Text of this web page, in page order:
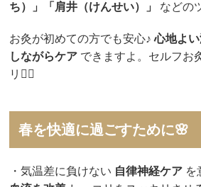
ち）」「肩井（けんせい）」
などの
お灸が初めての方でも安心♪心地よ
しながらケア できますよ。セルフお
リ🙆‍♀️
春を快適に過ごすために🌸
・気温差に負けない 自律神経ケア を